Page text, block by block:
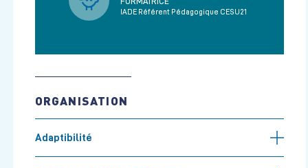
IADE Référent Pédagogique CESU21
ORGANISATION
Adaptibilité